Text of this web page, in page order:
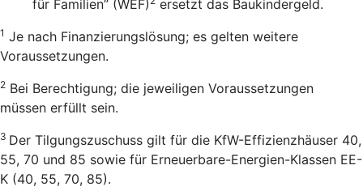
für Familien” (WEF)
ersetzt das Baukindergeld.
1 Je nach Finanzierungslösung; es gelten weitere
Voraussetzungen.
2 Bei Berechtigung; die jeweiligen Voraussetzungen
müssen erfüllt sein.
3 Der Tilgungszuschuss gilt für die KfW-Effizienzhäuser 40,
55, 70 und 85 sowie für Erneuerbare-Energien-Klassen EE-
K (40, 55, 70, 85).